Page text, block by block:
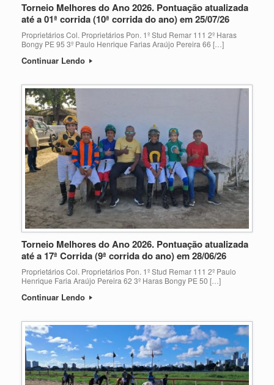
Torneio Melhores do Ano 2026. Pontuação atualizada
até a 01ª corrida (10ª corrida do ano) em 25/07/26
Proprietários Col. Proprietários Pon. 1º Stud Remar 111 2º Haras
Bongy PE 95 3º Paulo Henrique Farias Araújo Pereira 66 […]
Continuar Lendo
Torneio Melhores do Ano 2026. Pontuação atualizada
até a 17ª Corrida (9ª corrida do ano) em 28/06/26
Proprietários Col. Proprietários Pon. 1º Stud Remar 111 2º Paulo
Henrique Faria Araújo Pereira 62 3º Haras Bongy PE 50 […]
Continuar Lendo